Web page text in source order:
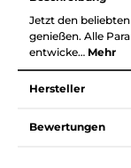
Jetzt den
genießen. Alle
entwicke… Mehr
Hersteller
Bewertungen